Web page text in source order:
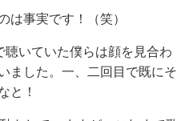
は事実です！（笑）
聴いていた僕らは顔を見合わ
ました。一、二回目で既にそ
と！